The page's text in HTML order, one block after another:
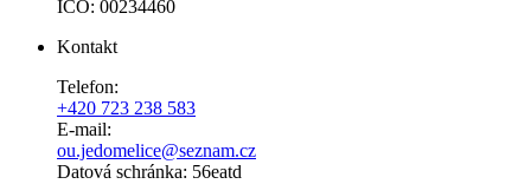
IČO: 00234460
Kontakt
Telefon:
+420 723 238 583
E-mail:
ou.jedomelice@seznam.cz
Datová schránka: 56eatd